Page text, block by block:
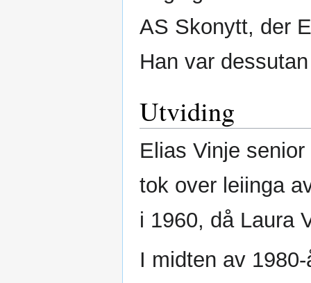
AS Skonytt, der
Han var
Utviding
Elias Vinje
tok over leiinga
i 1960, då Laura
I midten av